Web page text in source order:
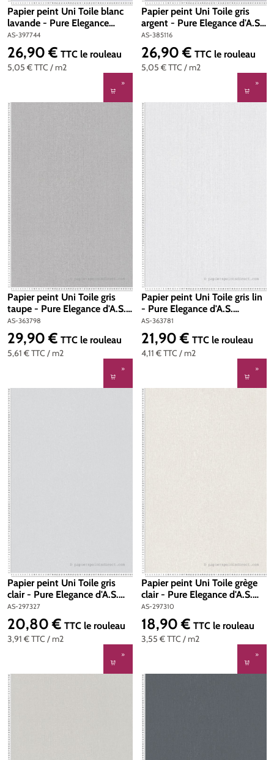
Papier peint Uni Toile blanc
lavande - Pure Elegance
d'A.S. Création | Réf. AS-
397744
AS-397744
5,05 €TTC / m2
Prix régulier :
26,90 € TTC le rouleau
Papier peint Uni Toile gris
argent - Pure Elegance d'A.S.
Création | Réf. AS-385116
AS-385116
5,05 €TTC / m2
Prix régulier :
26,90 € TTC le rouleau
Papier peint Uni Toile gris
taupe - Pure Elegance d'A.S.
Création | Réf. AS-363798
AS-363798
5,61 €TTC / m2
Prix régulier :
29,90 € TTC le rouleau
Papier peint Uni Toile gris lin
- Pure Elegance d'A.S.
Création | Réf. AS-363781
AS-363781
4,11 €TTC / m2
Prix régulier :
21,90 € TTC le rouleau
Papier peint Uni Toile gris
clair - Pure Elegance d'A.S.
Création | Réf. AS-297327
AS-297327
3,91 €TTC / m2
Prix régulier :
20,80 € TTC le rouleau
Papier peint Uni Toile grège
clair - Pure Elegance d'A.S.
Création | Réf. AS-297310
AS-297310
3,55 €TTC / m2
Prix régulier :
18,90 € TTC le rouleau